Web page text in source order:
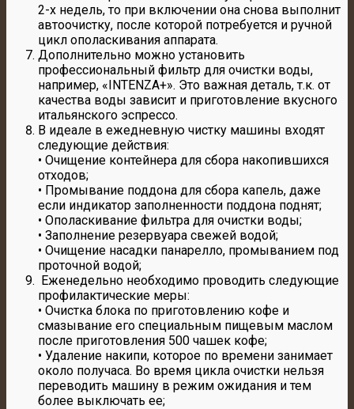
2-х недель, то при включении она снова выполнит
автоочистку, после которой потребуется и ручной
цикл ополаскивания аппарата.
Дополнительно можно установить
профессиональный фильтр для очистки воды,
например, «INTENZA+». Это важная деталь, т.к. от
качества воды зависит и приготовление вкусного
итальянского эспрессо.
В идеале в ежедневную чистку машины входят
следующие действия:
• Очищение контейнера для сбора накопившихся
отходов;
• Промывание поддона для сбора капель, даже
если индикатор заполненности поддона поднят;
• Ополаскивание фильтра для очистки воды;
• Заполнение резервуара свежей водой;
• Очищение насадки панарелло, промыванием под
проточной водой;
Еженедельно необходимо проводить следующие
профилактические меры:
• Очистка блока по приготовлению кофе и
смазывание его специальным пищевым маслом
после приготовления 500 чашек кофе;
• Удаление накипи, которое по времени занимает
около получаса. Во время цикла очистки нельзя
переводить машину в режим ожидания и тем
более выключать ее;